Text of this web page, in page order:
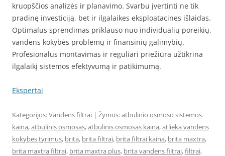
kruopščios analizės ir planavimo. Svarbu įvertinti ne tik
pradinę investiciją, bet ir ilgalaikes eksploatacines išlaidas.
Optimalus sprendimas priklauso nuo individualių poreikių,
vandens kokybės problemų ir finansinių galimybių.
Profesionalus montavimas ir reguliari priežiūra užtikrina
ilgalaikį sistemos efektyvumą ir patikimumą.
Ekspertai
Kategorijos:Vandens filtrai | Žymos:atbulinio osmoso sistemos
kaina,atbulinis osmosas,atbulinis osmosas kaina,atlieka vandens
kokybes tyrimus, brita, brita filtrai, brita filtrai kaina, brita maxtra,
brita maxtra filtrai, brita maxtra plus, brita vandens filtrai,filtrai,